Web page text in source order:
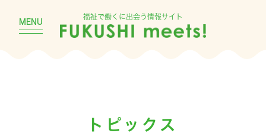
MENU
福祉で働くに出会う情報サイト
トピックス